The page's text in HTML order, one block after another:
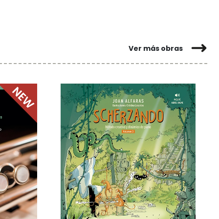
Ver más obras